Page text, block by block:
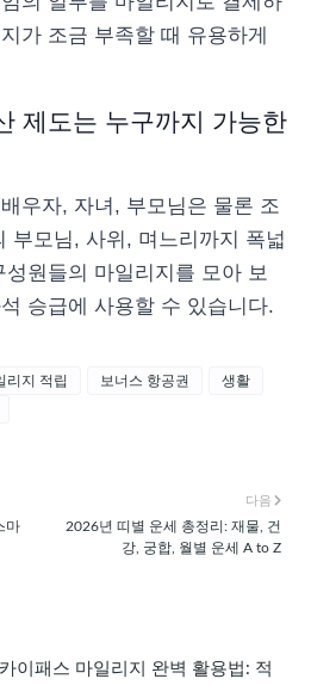
가 조금 부족할 때 유용하게
제도는 누구까지 가능한
우자, 자녀, 부모님은 물론 조
부모님, 사위, 며느리까지 폭넓
원들의 마일리지를 모아 보
승급에 사용할 수 있습니다.
리지 적립 보너스 항공권
생활
다음
2026년 띠별 운세 총정리: 재물, 건
강, 궁합, 월별 운세 A to Z
마
이패스 마일리지 완벽 활용법: 적